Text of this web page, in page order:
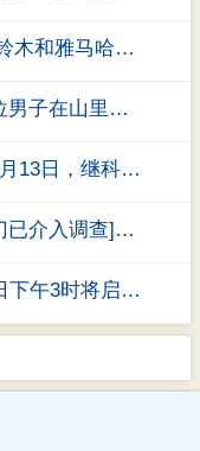
日本车企再曝造假:马自达、铃木和雅马哈发动机3家日本公司在对新车燃效等方面的测试中
男子被困野果求生：浙江一位男子在山里迷路了，最后困在山里，还被捕捉野猪的工具伤着
乒联回应张继科：北京时间8月13日，继科7月在韩国公开赛上退赛一事，进行官方回应
上海商铺招牌脱落：安监部门已介入调查]昨晚21时40分许，上海黄浦区南京东路132号一商
蔡英文过境美国：蔡英文12日下午3时将启程，出访巴拉圭和伯利兹，共计9天8夜